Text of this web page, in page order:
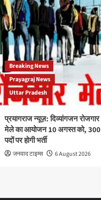
Breaking News
Prayagraj News
Uttar Pradesh
प्रयागराज न्यूज़: दिव्यांगजन रोजगार
मेले का आयोजन 10 अगस्त को, 300
पदों पर होगी भर्ती
जनवाद टाइम्स 6 August 2026